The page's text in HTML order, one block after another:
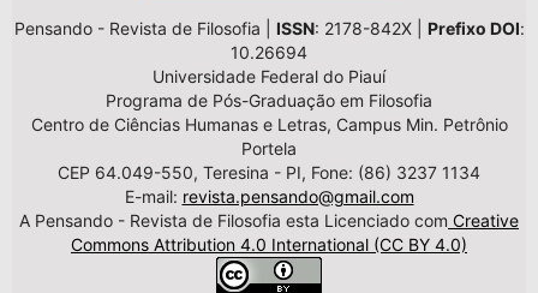
Pensando - Revista de Filosofia | ISSN: 2178-842X | Prefixo DOI:
10.26694
Universidade Federal do Piauí
Programa de Pós-Graduação em Filosofia
Centro de Ciências Humanas e Letras, Campus Min. Petrônio
Portela
CEP 64.049-550, Teresina - PI, Fone: (86) 3237 1134
E-mail: revista.pensando@gmail.com
A Pensando - Revista de Filosofia esta Licenciado com Creative
Commons Attribution 4.0 International (CC BY 4.0)